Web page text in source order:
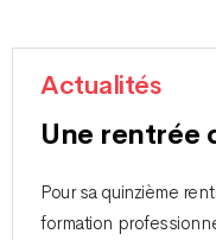
Actualités
Une rentrée
Pour sa quinzième
formation